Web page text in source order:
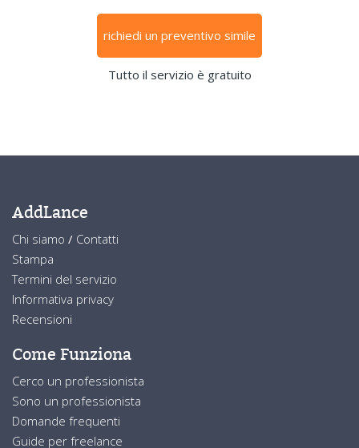
richiedi un preventivo simile
Tutto il servizio è gratuito
AddLance
Chi siamo / Contatti
Stampa
Termini del servizio
Informativa privacy
Recensioni
Come Funziona
Cerco un professionista
Sono un professionista
Domande frequenti
Guide per freelance